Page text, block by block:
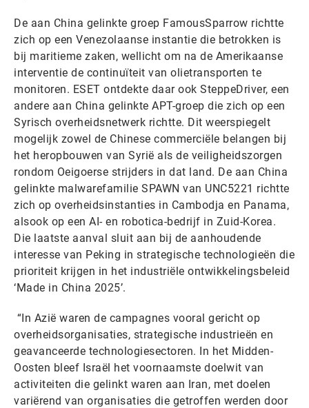
De aan China gelinkte groep FamousSparrow richtte
zich op een Venezolaanse instantie die betrokken is
bij maritieme zaken, wellicht om na de Amerikaanse
interventie de continuïteit van olietransporten te
monitoren. ESET ontdekte daar ook SteppeDriver, een
andere aan China gelinkte APT-groep die zich op een
Syrisch overheidsnetwerk richtte. Dit weerspiegelt
mogelijk zowel de Chinese commerciële belangen bij
het heropbouwen van Syrië als de veiligheidszorgen
rondom Oeigoerse strijders in dat land. De aan China
gelinkte malwarefamilie SPAWN van UNC5221 richtte
zich op overheidsinstanties in Cambodja en Panama,
alsook op een AI- en robotica-bedrijf in Zuid-Korea.
Die laatste aanval sluit aan bij de aanhoudende
interesse van Peking in strategische technologieën die
prioriteit krijgen in het industriële ontwikkelingsbeleid
‘Made in China 2025’.
“In Azië waren de campagnes vooral gericht op
overheidsorganisaties, strategische industrieën en
geavanceerde technologiesectoren. In het Midden-
Oosten bleef Israël het voornaamste doelwit van
activiteiten die gelinkt waren aan Iran, met doelen
variërend van organisaties die getroffen werden door